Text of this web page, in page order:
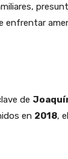
enfrentar
de
en 2018,